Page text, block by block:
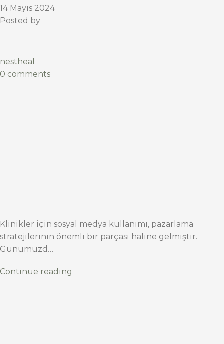
14 Mayıs 2024
Posted by
nestheal
0 comments
Klinikler için sosyal medya kullanımı, pazarlama
stratejilerinin önemli bir parçası haline gelmiştir.
Günümüzd…
Continue reading